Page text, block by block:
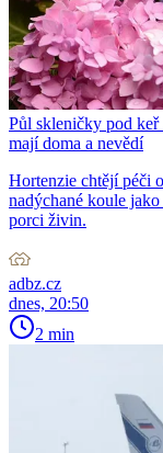
Půl skleničky pod
mají doma a nevědí
Hortenzie chtějí péči
nadýchané koule
porci živin.
adbz.cz
dnes, 20:50
2 min